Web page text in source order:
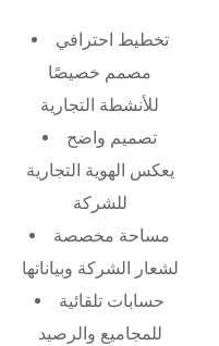
تخطيط احترافي
مصمم خصيصًا
للأنشطة التجارية
تصميم واضح
يعكس الهوية التجارية
للشركة
مساحة مخصصة
لشعار الشركة وبياناتها
حسابات تلقائية
للمجاميع والرصيد